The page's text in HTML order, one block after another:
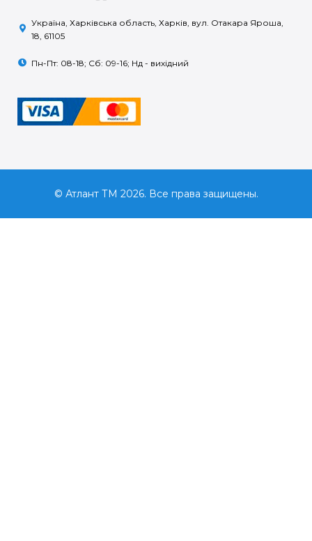
Україна, Харківська область, Харків, вул. Отакара Яроша,
18, 61105
Пн-Пт: 08-18; Сб: 09-16; Нд - вихідний
© Атлант ТМ 2026. Все права защищены.